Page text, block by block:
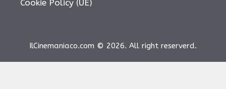
Cookie Policy (UE)
IlCinemaniaco.com © 2026. All right reserverd.